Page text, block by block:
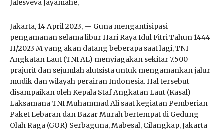
Jalesveva Jayamahe,
Jakarta, 14 April 2023, — Guna mengantisipasi
pengamanan selama libur Hari Raya Idul Fitri Tahun 1444
H/2023 M yang akan datang beberapa saat lagi, TNI
Angkatan Laut (TNI AL) menyiagakan sekitar 7.500
prajurit dan sejumlah alutsista untuk mengamankan jalur
mudik dan wilayah perairan Indonesia. Hal tersebut
disampaikan oleh Kepala Staf Angkatan Laut (Kasal)
Laksamana TNI Muhammad Ali saat kegiatan Pemberian
Paket Lebaran dan Bazar Murah bertempat di Gedung
Olah Raga (GOR) Serbaguna, Mabesal, Cilangkap, Jakarta